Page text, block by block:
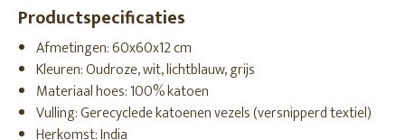
Productspecificaties
Afmetingen: 60x60x12 cm
Kleuren: Oudroze, wit, lichtblauw, grijs
Materiaal hoes: 100% katoen
Vulling: Gerecyclede katoenen vezels (versnipperd textiel)
Herkomst: India